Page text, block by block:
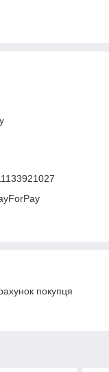
покупця